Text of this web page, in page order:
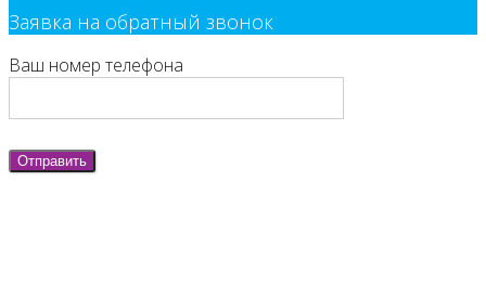
Заявка на обратный звонок
Ваш номер телефона
Отправить